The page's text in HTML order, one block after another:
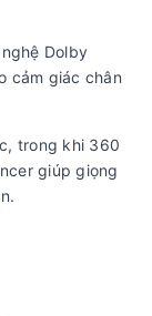
13.5 kg
Dolby
cảm giác chân
trong khi 360
giúp giọng